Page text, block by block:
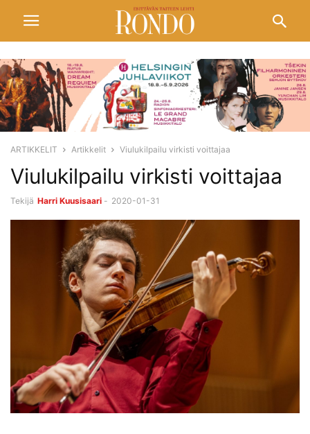
ARTIKKELIT Artikkelit Viulukilpailu virkisti voittajaa
Viulukilpailu virkisti voittajaa
Tekijä Harri Kuusisaari - 2020-01-31